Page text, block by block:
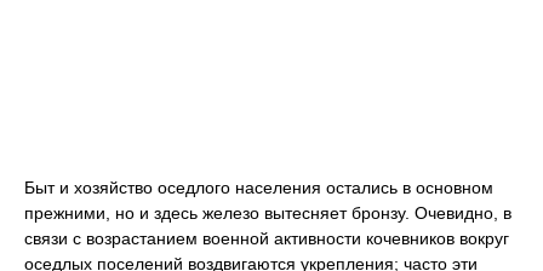
Быт и хозяйство оседлого населения остались в основном
прежними, но и здесь железо вытесняет бронзу. Очевидно, в
связи с возрастанием военной активности кочевников вокруг
оседлых поселений воздвигаются укрепления; часто эти